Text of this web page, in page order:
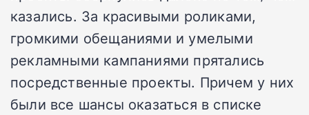
казались. За красивыми роликами,
громкими обещаниями и умелыми
рекламными кампаниями прятались
посредственные проекты. Причем у них
были все шансы оказаться в списке